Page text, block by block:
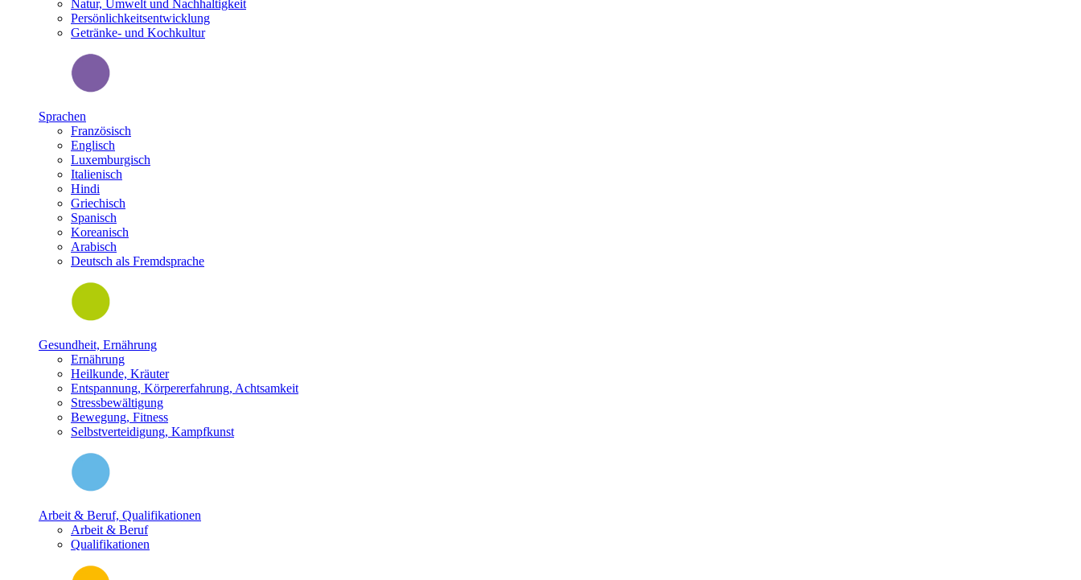
Natur, Umwelt und Nachhaltigkeit
Persönlichkeitsentwicklung
Getränke- und Kochkultur
Sprachen
Französisch
Englisch
Luxemburgisch
Italienisch
Hindi
Griechisch
Spanisch
Koreanisch
Arabisch
Deutsch als Fremdsprache
Gesundheit, Ernährung
Ernährung
Heilkunde, Kräuter
Entspannung, Körpererfahrung, Achtsamkeit
Stressbewältigung
Bewegung, Fitness
Selbstverteidigung, Kampfkunst
Arbeit & Beruf, Qualifikationen
Arbeit & Beruf
Qualifikationen